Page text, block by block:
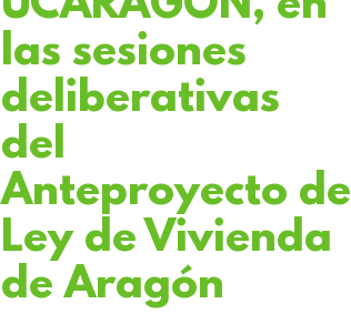
las sesiones
deliberativas
del
Anteproyecto de
Ley de Vivienda
de Aragón